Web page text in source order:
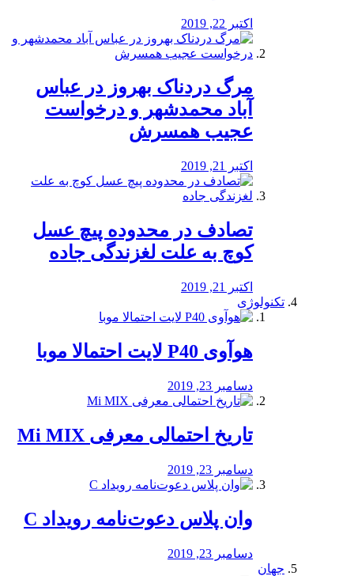
اکتبر 22, 2019
مرگ دردناک بهروز در عباس
آباد محمدشهر و درخواست
عجیب همسرش
اکتبر 21, 2019
تصادف در محدوده پیچ عسل
کوچ به علت لغزندگی جاده
اکتبر 21, 2019
تکنولوژی
هوآوی P40 لایت احتمالا موبا
دسامبر 23, 2019
تاریخ احتمالی معرفی Mi MIX
دسامبر 23, 2019
وان پلاس دعوت‌نامه رویداد C
دسامبر 23, 2019
جهان